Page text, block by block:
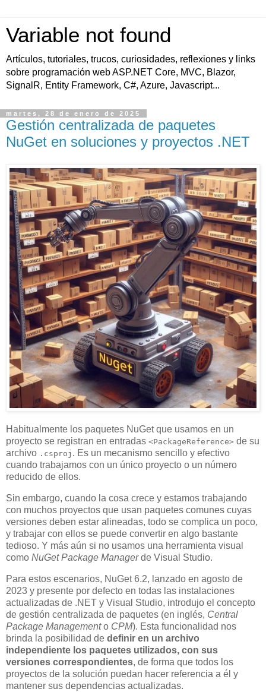
Variable not found
Artículos, tutoriales, trucos, curiosidades, reflexiones y links
sobre programación web ASP.NET Core, MVC, Blazor,
SignalR, Entity Framework, C#, Azure, Javascript...
martes, 28 de enero de 2025
Gestión centralizada de paquetes
NuGet en soluciones y proyectos .NET
Habitualmente los paquetes NuGet que usamos en un
proyecto se registran en entradas <PackageReference> de su
archivo .csproj . Es un mecanismo sencillo y efectivo
cuando trabajamos con un único proyecto o un número
reducido de ellos.
Sin embargo, cuando la cosa crece y estamos trabajando
con muchos proyectos que usan paquetes comunes cuyas
versiones deben estar alineadas, todo se complica un poco,
y trabajar con ellos se puede convertir en algo bastante
tedioso. Y más aún si no usamos una herramienta visual
como NuGet Package Managerde Visual Studio.
Para estos escenarios, NuGet 6.2, lanzado en agosto de
2023 y presente por defecto en todas las instalaciones
actualizadas de .NET y Visual Studio, introdujo el concepto
de gestión centralizada de paquetes (en inglés, Central
Package Managemento CPM). Esta funcionalidad nos
brinda la posibilidad de definir en un archivo
independiente los paquetes utilizados, con sus
versiones correspondientes, de forma que todos los
proyectos de la solución puedan hacer referencia a él y
mantener sus dependencias actualizadas.